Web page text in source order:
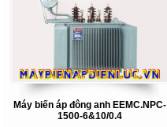
Máy biến áp đông anh EEMC.NPC-
1500-6&10/0.4